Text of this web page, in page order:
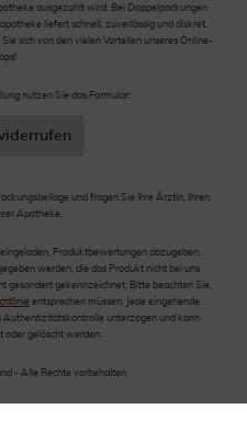
ausgezahlt wird. Bei Doppelpackungen
liefert schnell, zuverlässig und diskret.
sich von den vielen Vorteilen unseres Online-
nutzen Sie das Formular:
und fragen Sie Ihre Ärztin, Ihren
Apotheke.
Produktbewertungen abzugeben.
werden, die das Produkt nicht bei uns
gesondert gekennzeichnet. Bitte beachten Sie,
entsprechen müssen. Jede eingehende
unterzogen und kann
oder gelöscht werden.
- Alle Rechte vorbehalten